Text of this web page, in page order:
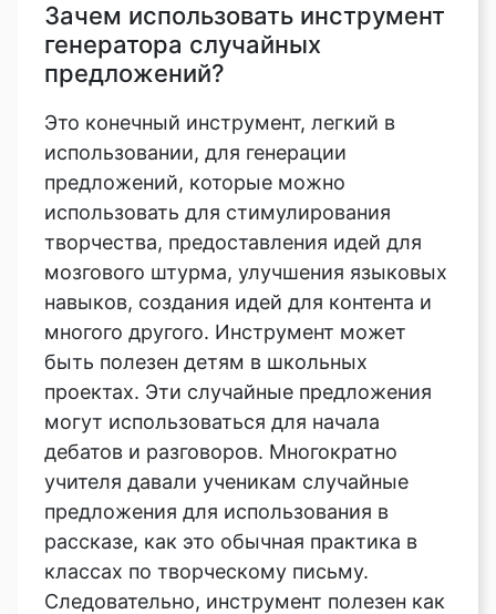
Зачем использовать инструмент
генератора случайных
предложений?
Это конечный инструмент, легкий в
использовании, для генерации
предложений, которые можно
использовать для стимулирования
творчества, предоставления идей для
мозгового штурма, улучшения языковых
навыков, создания идей для контента и
многого другого. Инструмент может
быть полезен детям в школьных
проектах. Эти случайные предложения
могут использоваться для начала
дебатов и разговоров. Многократно
учителя давали ученикам случайные
предложения для использования в
рассказе, как это обычная практика в
классах по творческому письму.
Следовательно, инструмент полезен как